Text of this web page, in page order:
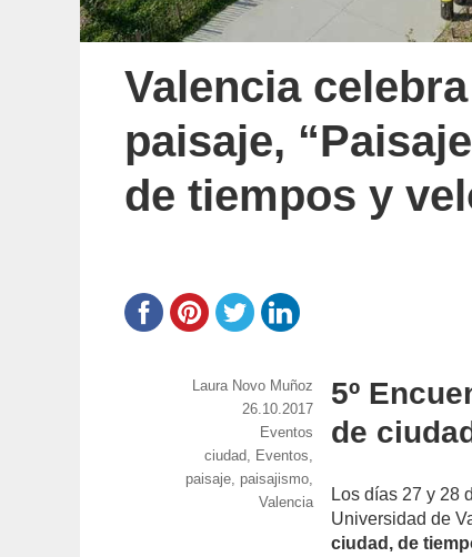
Valencia
paisaje,
de tiempos y
5º
de
Los días 27 y 28
Universidad de
ciudad, de
https://www.experimenta.es/author/laura-
Laura Novo Muñoz
Publicado
26.10.2017
Categorías
Eventos
Etiquetas
ciudad, Eventos,
paisaje, paisajismo,
Valencia